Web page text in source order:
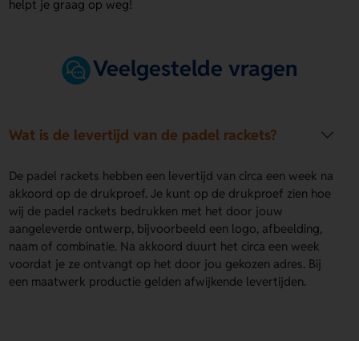
helpt je graag op weg!
Veelgestelde vragen
Wat is de levertijd van de padel rackets?
De padel rackets hebben een levertijd van circa een week na
akkoord op de drukproef. Je kunt op de drukproef zien hoe
wij de padel rackets bedrukken met het door jouw
aangeleverde ontwerp, bijvoorbeeld een logo, afbeelding,
naam of combinatie. Na akkoord duurt het circa een week
voordat je ze ontvangt op het door jou gekozen adres. Bij
een maatwerk productie gelden afwijkende levertijden.